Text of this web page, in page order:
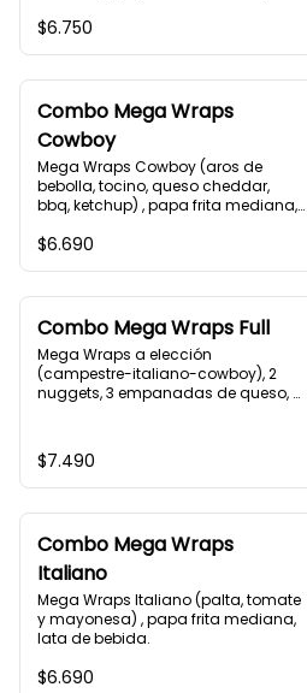
$6.750
Combo Mega Wraps
Cowboy
Mega Wraps Cowboy (aros de
bebolla, tocino, queso cheddar,
bbq, ketchup) , papa frita mediana,
$6.690
Combo Mega Wraps Full
Mega Wraps a elección
(campestre-italiano-cowboy), 2
nuggets, 3 empanadas de queso,
$7.490
Combo Mega Wraps
Italiano
Mega Wraps Italiano (palta, tomate
y mayonesa) , papa frita mediana,
lata de bebida.
$6.690